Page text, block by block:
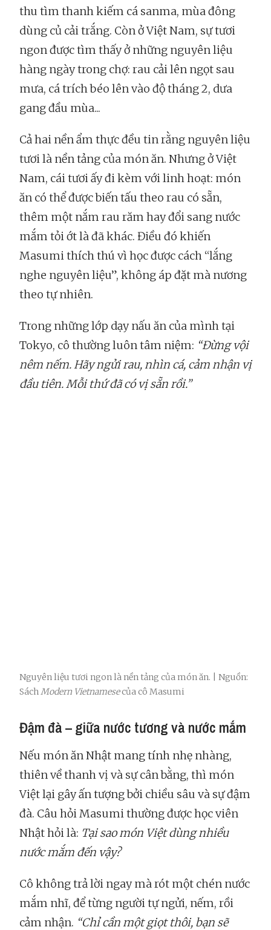
thu tìm thanh kiếm cá sanma, mùa đông
dùng củ cải trắng. Còn ở Việt Nam, sự tươi
ngon được tìm thấy ở những nguyên liệu
hàng ngày trong chợ: rau cải lên ngọt sau
mưa, cá trích béo lên vào độ tháng 2, dưa
gang đầu mùa...
Cả hai nền ẩm thực đều tin rằng nguyên liệu
tươi là nền tảng của món ăn. Nhưng ở Việt
Nam, cái tươi ấy đi kèm với linh hoạt: món
ăn có thể được biến tấu theo rau có sẵn,
thêm một nắm rau răm hay đổi sang nước
mắm tỏi ớt là đã khác. Điều đó khiến
Masumi thích thú vì học được cách “lắng
nghe nguyên liệu”, không áp đặt mà nương
theo tự nhiên.
Trong những lớp dạy nấu ăn của mình tại
Tokyo, cô thường luôn tâm niệm: “Đừng vội
nêm nếm. Hãy ngửi rau, nhìn cá, cảm nhận vị
đầu tiên. Mỗi thứ đã có vị sẵn rồi.”
Nguyên liệu tươi ngon là nền tảng của món ăn. | Nguồn:
SáchModern Vietnamesecủa cô Masumi
Đậm đà – giữa nước tương và nước mắm
Nếu món ăn Nhật mang tính nhẹ nhàng,
thiên về thanh vị và sự cân bằng, thì món
Việt lại gây ấn tượng bởi chiều sâu và sự đậm
đà. Câu hỏi Masumi thường được học viên
Nhật hỏi là: Tại sao món Việt dùng nhiều
nước mắm đến vậy?
Cô không trả lời ngay mà rót một chén nước
mắm nhĩ, để từng người tự ngửi, nếm, rồi
cảm nhận. “Chỉ cần một giọt thôi, bạn sẽ